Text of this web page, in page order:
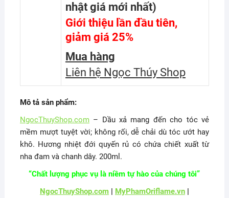
nhật giá mới nhất)
Giới thiệu lần đầu tiên,
giảm giá 25%
Mua hàng
Liên hệ Ngọc Thúy Shop
Mô tả sản phẩm:
NgocThuyShop.com– Dầu xả mang đến cho tóc vẻ
mềm mượt tuyệt vời; không rối, dễ chải dù tóc ướt hay
khô. Hương nhiệt đới quyến rủ có chứa chiết xuất từ
nha đam và chanh dây. 200ml.
“Chất lượng phục vụ là niềm tự hào của chúng tôi”
NgocThuyShop.com| MyPhamOriflame.vn|